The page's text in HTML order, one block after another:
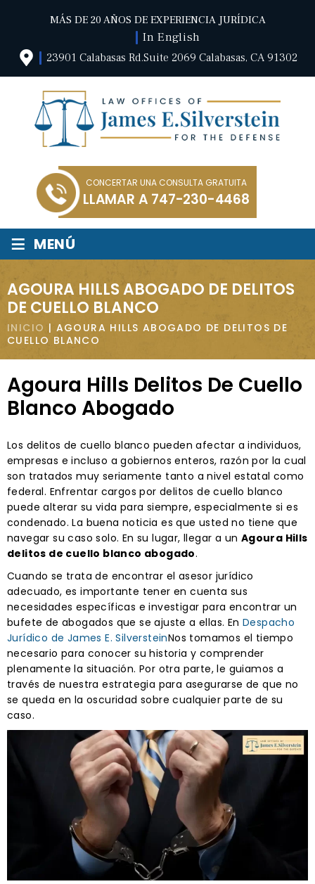
MÁS DE 20 AÑOS DE EXPERIENCIA JURÍDICA
In English
23901 Calabasas Rd.Suite 2069 Calabasas, CA 91302
CONCERTAR UNA CONSULTA GRATUITA
LLAMAR A 747-230-4468
≡ MENÚ
AGOURA HILLS ABOGADO DE DELITOS
DE CUELLO BLANCO
INICIO | AGOURA HILLS ABOGADO DE DELITOS DE
CUELLO BLANCO
Agoura Hills Delitos De Cuello
Blanco Abogado
Los delitos de cuello blanco pueden afectar a individuos,
empresas e incluso a gobiernos enteros, razón por la cual
son tratados muy seriamente tanto a nivel estatal como
federal. Enfrentar cargos por delitos de cuello blanco
puede alterar su vida para siempre, especialmente si es
condenado. La buena noticia es que usted no tiene que
navegar su caso solo. En su lugar, llegar a un Agoura Hills
delitos de cuello blanco abogado.
Cuando se trata de encontrar el asesor jurídico
adecuado, es importante tener en cuenta sus
necesidades específicas e investigar para encontrar un
bufete de abogados que se ajuste a ellas. En Despacho
Jurídico de James E. SilversteinNos tomamos el tiempo
necesario para conocer su historia y comprender
plenamente la situación. Por otra parte, le guiamos a
través de nuestra estrategia para asegurarse de que no
se queda en la oscuridad sobre cualquier parte de su
caso.